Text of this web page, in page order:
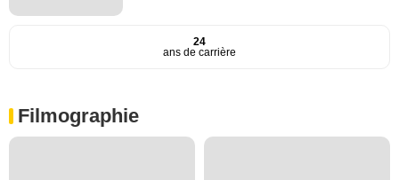
24
ans de carrière
Filmographie